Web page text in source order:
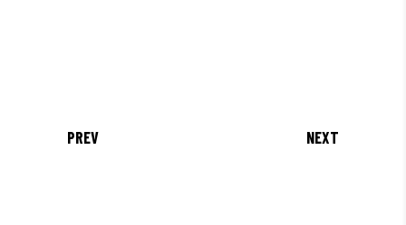
PREV NEXT